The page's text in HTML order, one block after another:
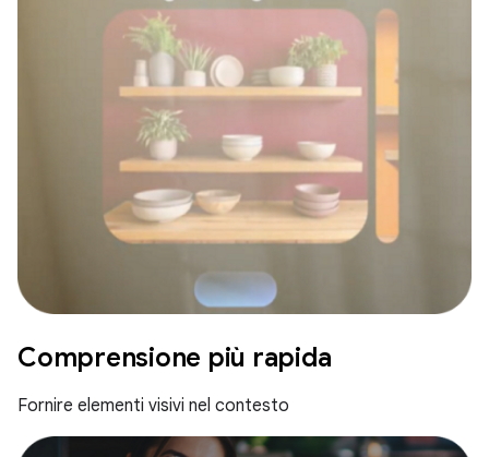
Comprensione più rapida
Fornire elementi visivi nel contesto